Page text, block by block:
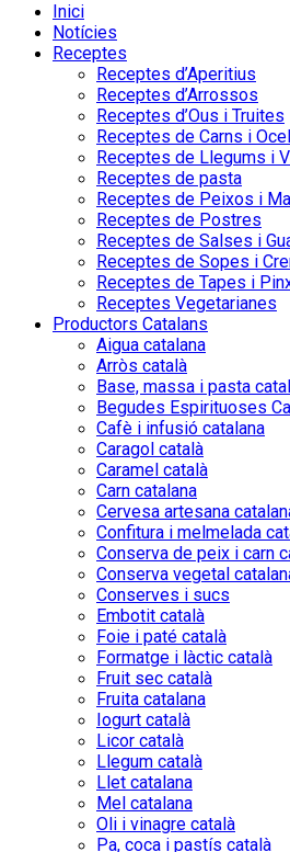
Inici
Notícies
Receptes
Receptes d’Aperitius
Receptes d’Arrossos
Receptes d’Ous i Truites
Receptes de Carns i
Receptes de Llegums i
Receptes de pasta
Receptes de Peixos i
Receptes de Postres
Receptes de Salses i
Receptes de Sopes i
Receptes de Tapes i
Receptes Vegetarianes
Productors Catalans
Aigua catalana
Arròs català
Base, massa i pasta
Begudes Espirituoses
Cafè i infusió catalana
Caragol català
Caramel català
Carn catalana
Cervesa artesana
Confitura i melmelada
Conserva de peix i carn
Conserva vegetal
Conserves i sucs
Embotit català
Foie i paté català
Formatge i làctic català
Fruit sec català
Fruita catalana
Iogurt català
Licor català
Llegum català
Llet catalana
Mel catalana
Oli i vinagre català
Pa, coca i pastís català